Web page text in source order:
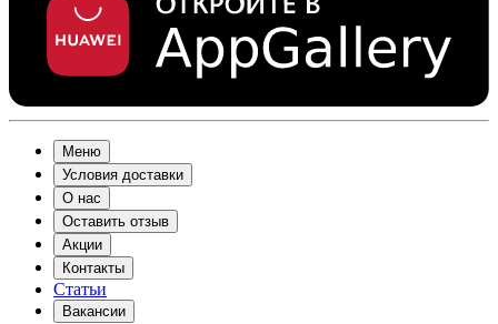
Меню
Условия доставки
О нас
Оставить отзыв
Акции
Контакты
Статьи
Вакансии